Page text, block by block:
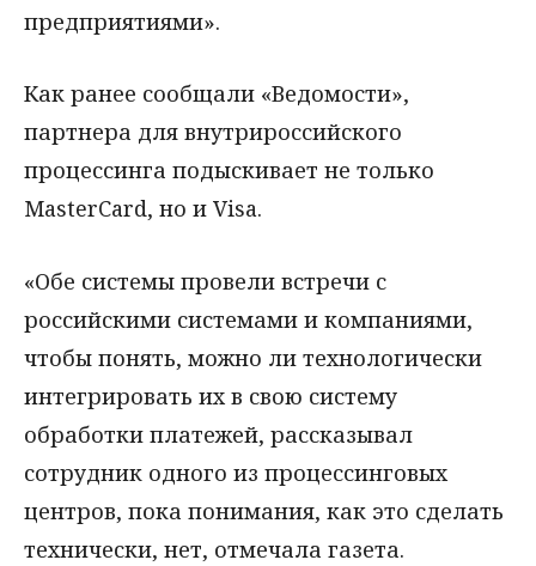
предприятиями».
Как ранее сообщали «Ведомости»,
партнера для внутрироссийского
процессинга подыскивает не только
MasterCard, но и Visa.
«Обе системы провели встречи с
российскими системами и компаниями,
чтобы понять, можно ли технологически
интегрировать их в свою систему
обработки платежей, рассказывал
сотрудник одного из процессинговых
центров, пока понимания, как это сделать
технически, нет, отмечала газета.